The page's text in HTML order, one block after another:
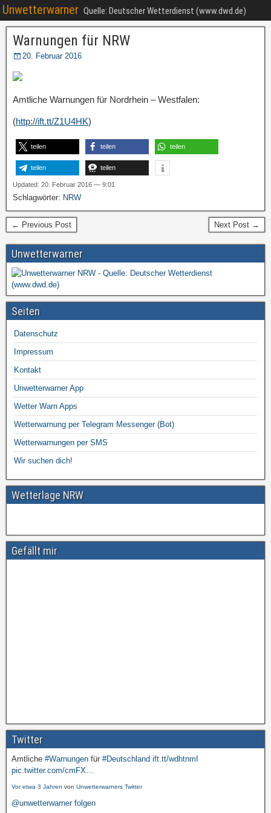
Unwetterwarner Quelle: Deutscher Wetterdienst (www.dwd.de)
Warnungen für NRW
20. Februar 2016
Amtliche Warnungen für Nordrhein – Westfalen:
(http://ift.tt/Z1U4HK)
teilen teilen teilen
teilen teilen
Updated: 20. Februar 2016 — 9:01
Schlagwörter: NRW
← Previous Post Next Post →
Unwetterwarner
Seiten
Datenschutz
Impressum
Kontakt
Unwetterwarner App
Wetter Warn Apps
Wetterwarnung per Telegram Messenger (Bot)
Wetterwarnungen per SMS
Wir suchen dich!
Wetterlage NRW
Gefällt mir
Twitter
Amtliche #Warnungen für #Deutschland ift.tt/wdhtnmI
pic.twitter.com/cmFX…
Vor etwa 3 Jahren von Unwetterwarners Twitter
@unwetterwarner folgen